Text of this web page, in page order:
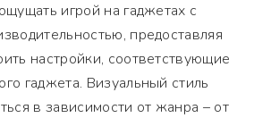
игрой на гаджетах с
предоставляя
настройки, соответствующие
гаджета. Визуальный стиль
в зависимости от жанра – от